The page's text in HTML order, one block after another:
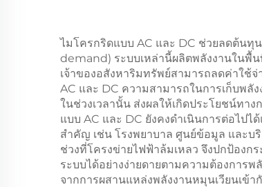
ไมโครกริดแบบ AC และ DC ช่วยลดต้นทุ
demand) ระบบเหล่านี้ผลิตพลังงานในพื้น
เจ้าของอสังหาริมทรัพย์สามารถลดค่าใช้
AC และ DC ความสามารถในการเก็บพลั
ในช่วงเวลานั้น ส่งผลให้เกิดประโยชน์ทา
แบบ AC และ DC ยังคงดำเนินการต่อไป
สำคัญ เช่น โรงพยาบาล ศูนย์ข้อมูล และบ
ช่วงที่โครงข่ายไฟฟ้าล้มเหลว จึงปกป้อง
ระบบได้อย่างง่ายดายตามความต้องการ
จากการผสานแหล่งพลังงานหมุนเวียนเ